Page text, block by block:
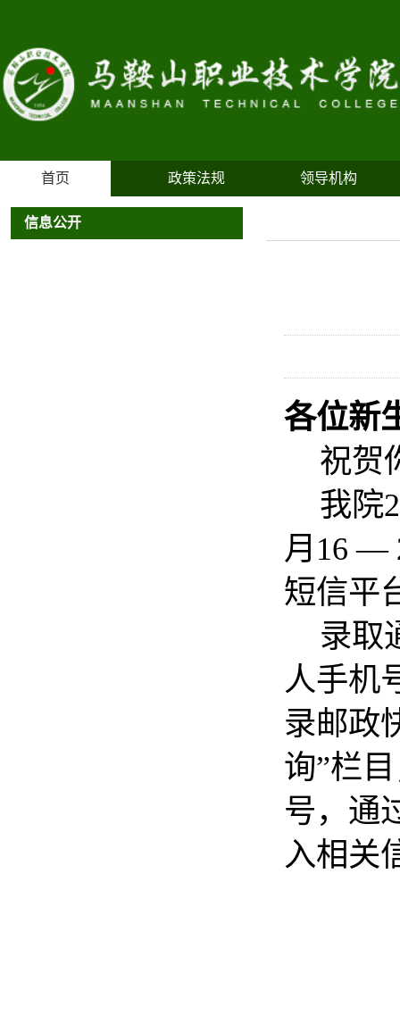
首页 政策法规 领导机构
信息公开
各位新
祝贺
我院
月 16—
短信平
录取
人手机
录邮政
询”栏
号，通
入相关